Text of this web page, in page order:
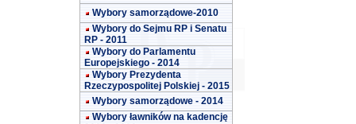
Wybory samorządowe-2010
Wybory do Sejmu RP i Senatu
RP - 2011
Wybory do Parlamentu
Europejskiego - 2014
Wybory Prezydenta
Rzeczypospolitej Polskiej - 2015
Wybory samorządowe - 2014
Wybory ławników na kadencję